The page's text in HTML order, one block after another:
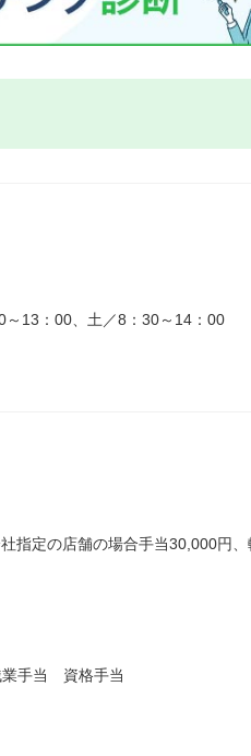
13：00、土／8：30～14：00
指定の店舗の場合手当30,000円、
手当 資格手当